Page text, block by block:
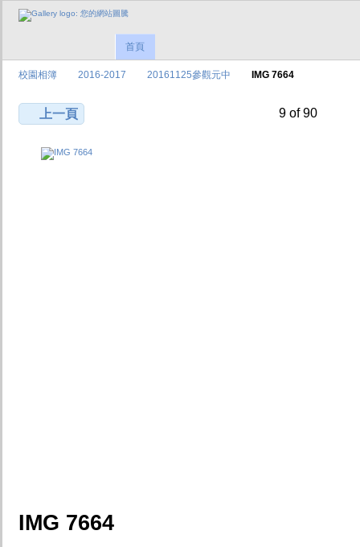
首頁
校園相簿 2016-2017 20161125參觀元中 IMG 7664
上一頁 9 of 90
IMG 7664